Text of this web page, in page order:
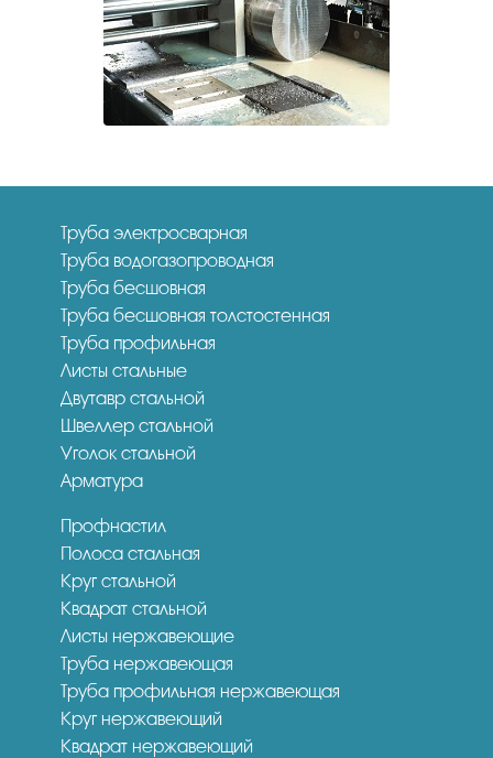
Труба электросварная
Труба водогазопроводная
Труба бесшовная
Труба бесшовная толстостенная
Труба профильная
Листы стальные
Двутавр стальной
Швеллер стальной
Уголок стальной
Арматура
Профнастил
Полоса стальная
Круг стальной
Квадрат стальной
Листы нержавеющие
Труба нержавеющая
Труба профильная нержавеющая
Круг нержавеющий
Квадрат нержавеющий